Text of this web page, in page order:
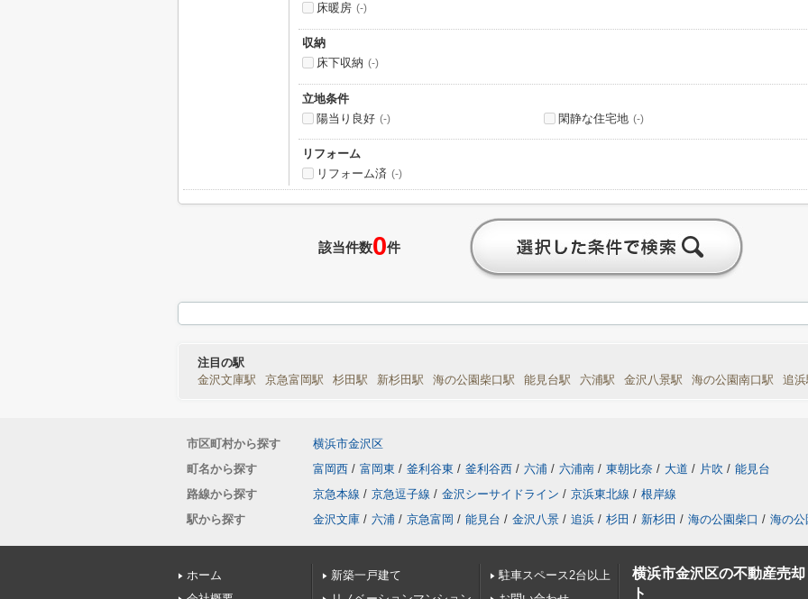
床暖房 (-)
収納
床下収納 (-)
立地条件
陽当り良好 (-) 閑静な住宅地 (-)
リフォーム
リフォーム済 (-)
該当件数0件
注目の駅
金沢文庫駅
京急富岡駅 杉田駅 新杉田駅 海の公園柴口駅 能見台駅 六浦駅 金沢八景駅 海の公園南口駅 追浜
市区町村から探す
横浜市金沢区
町名から探す
富岡西 / 富岡東 / 釜利谷東 / 釜利谷西 / 六浦 / 六浦南 / 東朝比奈 / 大道 / 片吹 / 能見台
路線から探す
京急本線 / 京急逗子線 / 金沢シーサイドライン / 京浜東北線 / 根岸線
駅から探す
金沢文庫 / 六浦 / 京急富岡 / 能見台 / 金沢八景 / 追浜 / 杉田 / 新杉田 / 海の公園柴口 / 海の公
ホーム
新築一戸建て
駐車スペース2台以上
横浜市金沢区の不動産売
ト